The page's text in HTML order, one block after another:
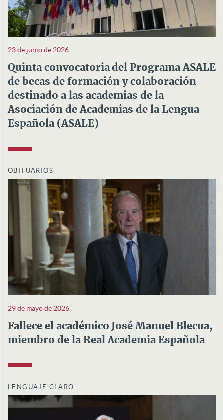
23 de junio de 2026
Quinta convocatoria del Programa ASALE
de becas de formación y colaboración
destinado a las academias de la
Asociación de Academias de la Lengua
Española (ASALE)
OBITUARIOS
29 de mayo de 2026
Fallece el académico José Manuel Blecua,
miembro de la Real Academia Española
LENGUAJE CLARO